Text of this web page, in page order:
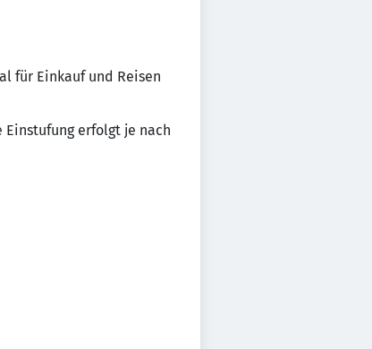
für Einkauf und Reisen
Einstufung erfolgt je nach